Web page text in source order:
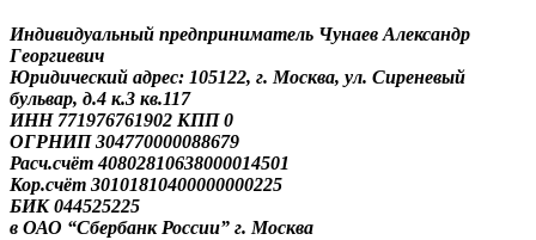
Индивидуальный предприниматель Чунаев Александр
Георгиевич
Юридический адрес: 105122, г. Москва, ул. Сиреневый
бульвар, д.4 к.3 кв.117
ИНН 771976761902 КПП 0
ОГРНИП 304770000088679
Расч.счёт 40802810638000014501
Кор.счёт 30101810400000000225
БИК 044525225
в ОАО “Сбербанк России” г. Москва